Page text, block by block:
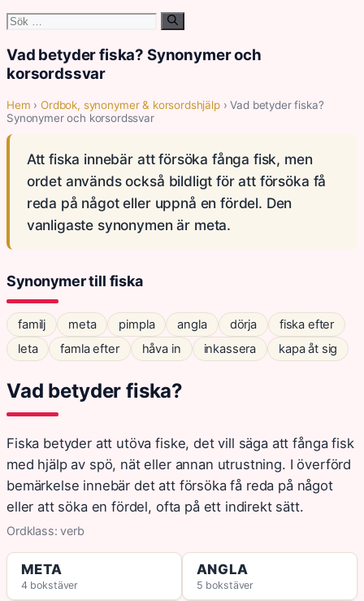
Sök
Vad betyder fiska? Synonymer och
korsordssvar
Hem ›Ordbok, synonymer & korsordshjälp› Vad betyder fiska?
Synonymer och korsordssvar
Att fiska innebär att försöka fånga fisk, men
ordet används också bildligt för att försöka få
reda på något eller uppnå en fördel. Den
vanligaste synonymen är meta.
Synonymer till fiska
familj meta pimpla angla dörja
fiska efter
leta
famla efter håva in inkassera kapa åt sig
Vad betyder fiska?
Fiska betyder att utöva fiske, det vill säga att fånga fisk
med hjälp av spö, nät eller annan utrustning. I överförd
bemärkelse innebär det att försöka få reda på något
eller att söka en fördel, ofta på ett indirekt sätt.
Ordklass: verb
META
4 bokstäver
ANGLA
5 bokstäver